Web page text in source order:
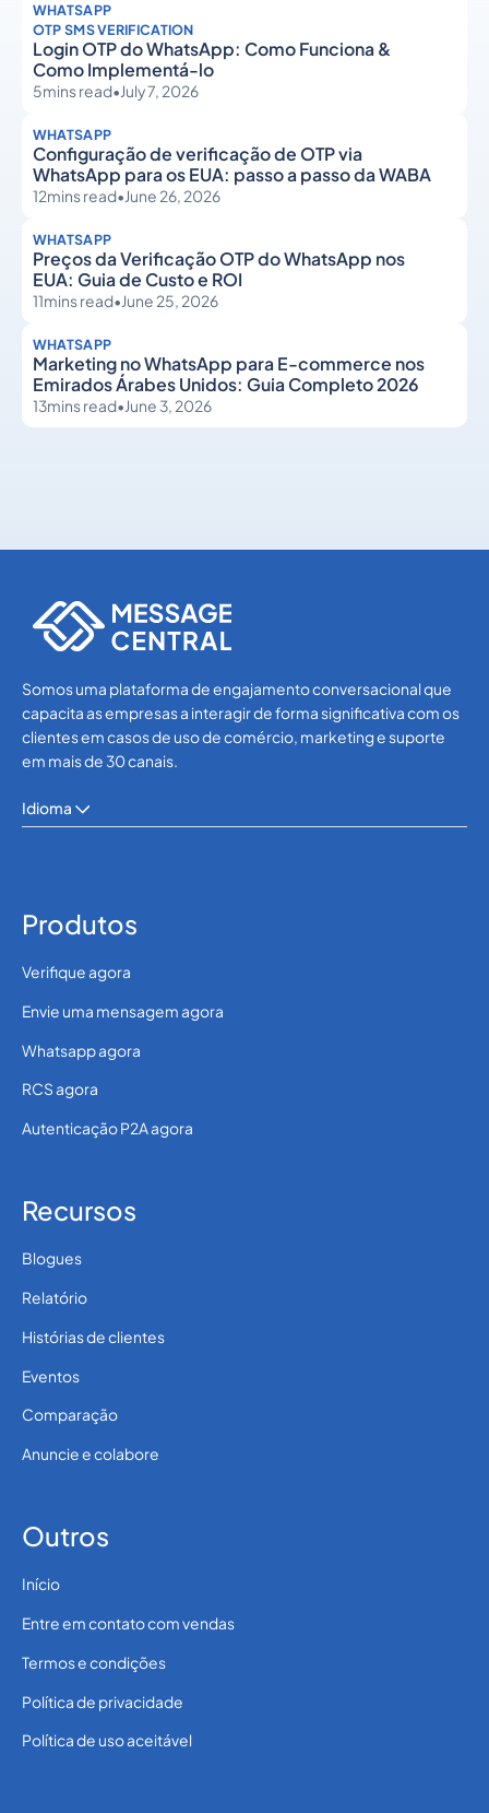
WHATSAPP
OTP SMS VERIFICATION
Login OTP do WhatsApp: Como Funciona &
Como Implementá-lo
5mins read•July 7, 2026
WHATSAPP
Configuração de verificação de OTP via
WhatsApp para os EUA: passo a passo da WABA
12mins read•June 26, 2026
WHATSAPP
Preços da Verificação OTP do WhatsApp nos
EUA: Guia de Custo e ROI
11mins read•June 25, 2026
WHATSAPP
Marketing no WhatsApp para E-commerce nos
Emirados Árabes Unidos: Guia Completo 2026
13mins read•June 3, 2026
Somos uma plataforma de engajamento conversacional que
capacita as empresas a interagir de forma significativa com os
clientes em casos de uso de comércio, marketing e suporte
em mais de 30 canais.
Idioma
Produtos
Verifique agora
Envie uma mensagem agora
Whatsapp agora
RCS agora
Autenticação P2A agora
Recursos
Blogues
Relatório
Histórias de clientes
Eventos
Comparação
Anuncie e colabore
Outros
Início
Entre em contato com vendas
Termos e condições
Política de privacidade
Política de uso aceitável